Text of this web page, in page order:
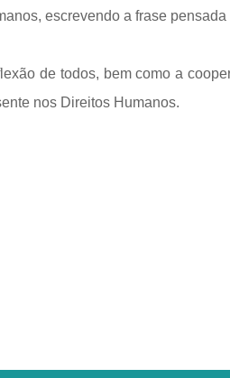
escrevendo a frase
de todos, bem como a
nos Direitos Humanos.